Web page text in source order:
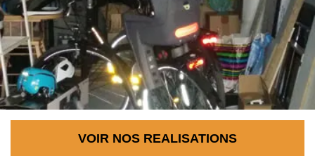
VOIR NOS REALISATIONS